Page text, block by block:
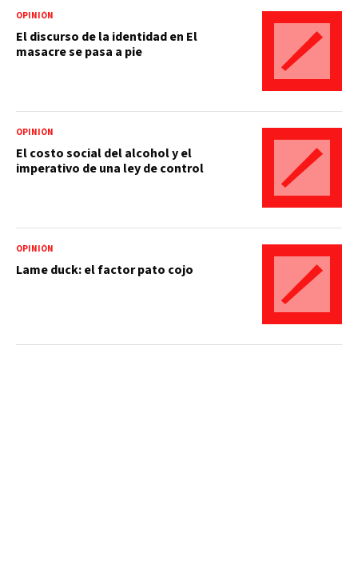
OPINIÓN
El discurso de la identidad en El
masacre se pasa a pie
OPINIÓN
El costo social del alcohol y el
imperativo de una ley de control
OPINIÓN
Lame duck: el factor pato cojo